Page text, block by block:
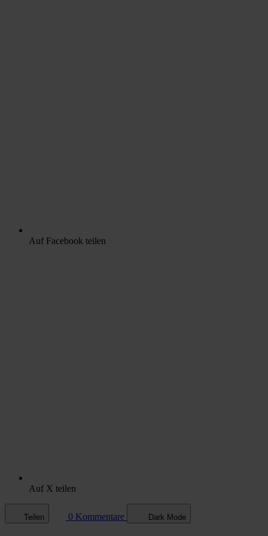
Auf Facebook teilen
Auf X teilen
Teilen 0 Kommentare Dark Mode